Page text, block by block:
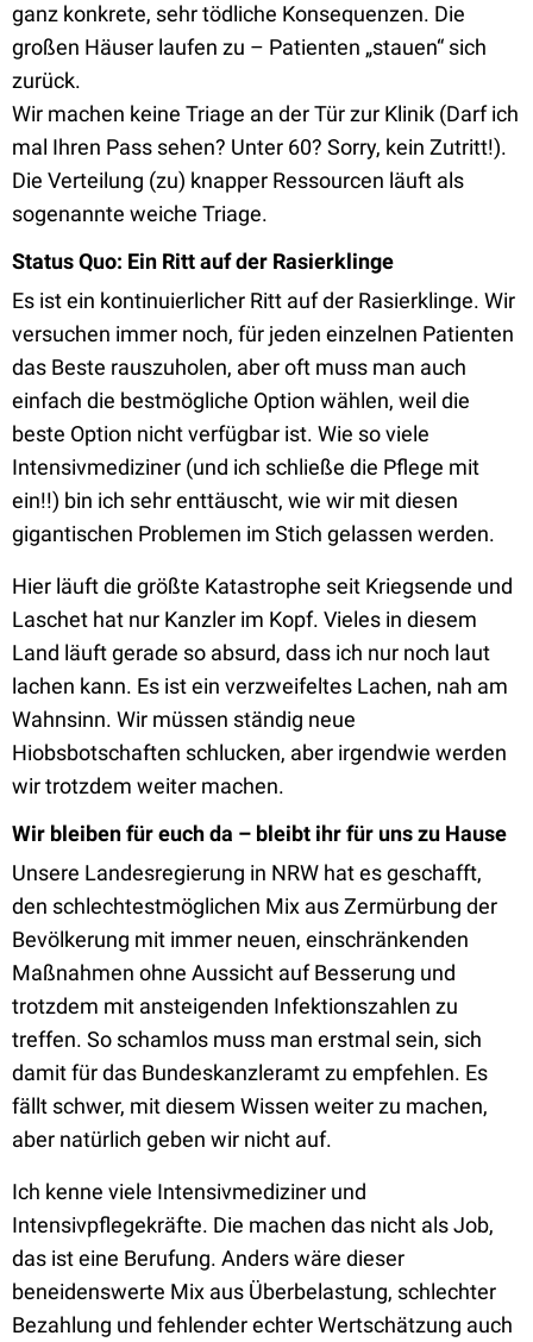
ganz konkrete, sehr tödliche Konsequenzen. Die
großen Häuser laufen zu – Patienten „stauen“ sich
zurück.
Wir machen keine Triage an der Tür zur Klinik (Darf ich
mal Ihren Pass sehen? Unter 60? Sorry, kein Zutritt!).
Die Verteilung (zu) knapper Ressourcen läuft als
sogenannte weiche Triage.
Status Quo: Ein Ritt auf der Rasierklinge
Es ist ein kontinuierlicher Ritt auf der Rasierklinge. Wir
versuchen immer noch, für jeden einzelnen Patienten
das Beste rauszuholen, aber oft muss man auch
einfach die bestmögliche Option wählen, weil die
beste Option nicht verfügbar ist. Wie so viele
Intensivmediziner (und ich schließe die Pflege mit
ein!!) bin ich sehr enttäuscht, wie wir mit diesen
gigantischen Problemen im Stich gelassen werden.
Hier läuft die größte Katastrophe seit Kriegsende und
Laschet hat nur Kanzler im Kopf. Vieles in diesem
Land läuft gerade so absurd, dass ich nur noch laut
lachen kann. Es ist ein verzweifeltes Lachen, nah am
Wahnsinn. Wir müssen ständig neue
Hiobsbotschaften schlucken, aber irgendwie werden
wir trotzdem weiter machen.
Wir bleiben für euch da – bleibt ihr für uns zu Hause
Unsere Landesregierung in NRW hat es geschafft,
den schlechtestmöglichen Mix aus Zermürbung der
Bevölkerung mit immer neuen, einschränkenden
Maßnahmen ohne Aussicht auf Besserung und
trotzdem mit ansteigenden Infektionszahlen zu
treffen. So schamlos muss man erstmal sein, sich
damit für das Bundeskanzleramt zu empfehlen. Es
fällt schwer, mit diesem Wissen weiter zu machen,
aber natürlich geben wir nicht auf.
Ich kenne viele Intensivmediziner und
Intensivpflegekräfte. Die machen das nicht als Job,
das ist eine Berufung. Anders wäre dieser
beneidenswerte Mix aus Überbelastung, schlechter
Bezahlung und fehlender echter Wertschätzung auch